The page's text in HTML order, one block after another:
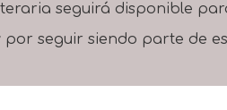
seguirá disponible
seguir siendo parte de